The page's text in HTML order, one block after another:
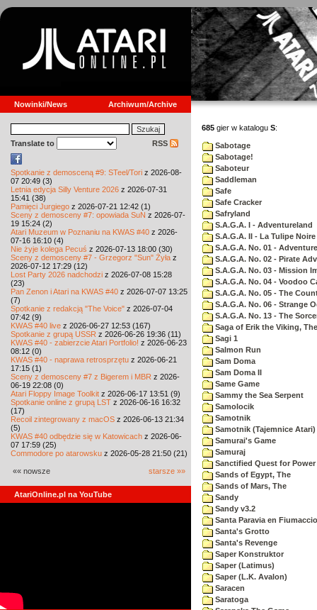
Nowinki/News Archiwum/Archive
Translate to RSS
Spotkanie z demosceną #9: STeel/Tori z 2026-08-
07 20:49 (3)
Letnia edycja Silly Venture 2026 z 2026-07-31
15:41 (38)
Pamięci Jurgiego z 2026-07-21 12:42 (1)
Sceny z demosceny #7: opowiada SuN z 2026-07-
19 15:24 (2)
Atari Muzeum w Poznaniu na KWAS #40 z 2026-
07-16 16:10 (4)
Nie żyje kolega Pecuś z 2026-07-13 18:00 (30)
Sceny z demosceny #7 - Grzegorz "Sun" Żyła z
2026-07-12 17:29 (12)
Lost Party 2026 nadchodzi z 2026-07-08 15:28
(23)
Pan Zenon i Atari na KWAS #40 z 2026-07-07 13:25
(7)
Spotkanie z redakcją "The Voice" z 2026-07-04
07:42 (9)
KWAS #40 live z 2026-06-27 12:53 (167)
Spotkanie z grupą USSR z 2026-06-26 19:36 (11)
KWAS #40 - zabierzcie Atari Portfolio! z 2026-06-23
08:12 (0)
KWAS #40 - naprawa retrosprzętu z 2026-06-21
17:15 (1)
Sceny z demosceny #7 z Bigerem i MBR z 2026-
06-19 22:08 (0)
Atari Floppy Image Toolkit z 2026-06-17 13:51 (9)
Spotkanie online z grupą LST z 2026-06-16 16:32
(17)
Recoil zintegrowany z macOS z 2026-06-13 21:34
(5)
KWAS #40 odbędzie się w Katowicach z 2026-06-
07 17:59 (25)
Commodore po atarowsku z 2026-05-28 21:50 (21)
«« nowsze starsze »»
AtariOnline.pl na YouTube
685 gier w katalogu S:
Sabotage
Sabotage!
Saboteur
Saddleman
Safe
Safe Cracker
Safryland
S.A.G.A. I - Adventureland
S.A.G.A. II - La Tulipe Noire
S.A.G.A. No. 01 -
S.A.G.A. No. 02 - Pirate
S.A.G.A. No. 03 - Mission
S.A.G.A. No. 04 - Voodoo
S.A.G.A. No. 05 - The
S.A.G.A. No. 06 - Strange
S.A.G.A. No. 13 - The
Saga of Erik the Viking, The
Sagi 1
Salmon Run
Sam Doma
Sam Doma II
Same Game
Sammy the Sea Serpent
Samolocik
Samotnik
Samotnik (Tajemnice Atari)
Samurai's Game
Samuraj
Sanctified Quest for Power
Sands of Egypt, The
Sands of Mars, The
Sandy
Sandy v3.2
Santa Paravia en Fiumaccio
Santa's Grotto
Santa's Revenge
Saper Konstruktor
Saper (Latimus)
Saper (L.K. Avalon)
Saracen
Saratoga